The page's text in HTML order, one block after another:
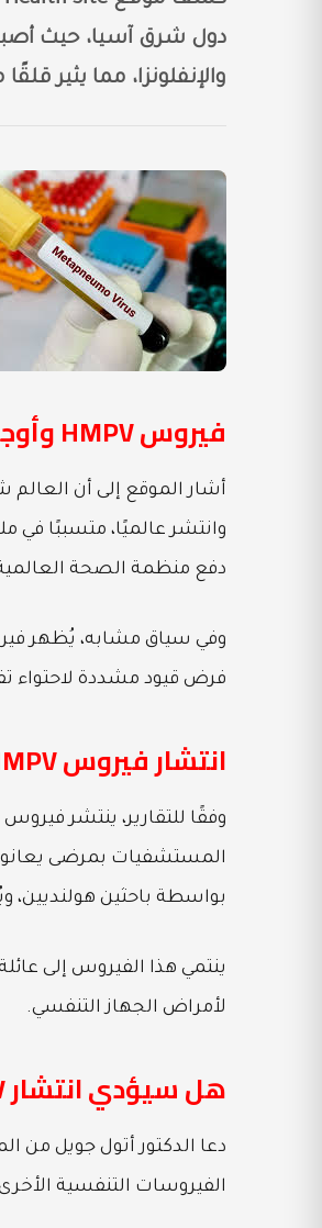
دول شرق آسيا، حيث
والإنفلونزا، مما يثير
فيروس HMPV وأوجه التشابه مع كورونا
أشار الموقع إلى أن
وانتشر عالميًا، متسببًا في
دفع منظمة الصحة
فرض قيود مشددة لاحتواء
انتشار فيروس HMPV في شرق آسيا
بواسطة باحثين هولنديين،
لأمراض الجهاز التنفسي.
هل سيؤدي انتشار HMPV إلى إغلاق جديد؟
دعا الدكتور أتول جويل من
الفيروسات التنفسية